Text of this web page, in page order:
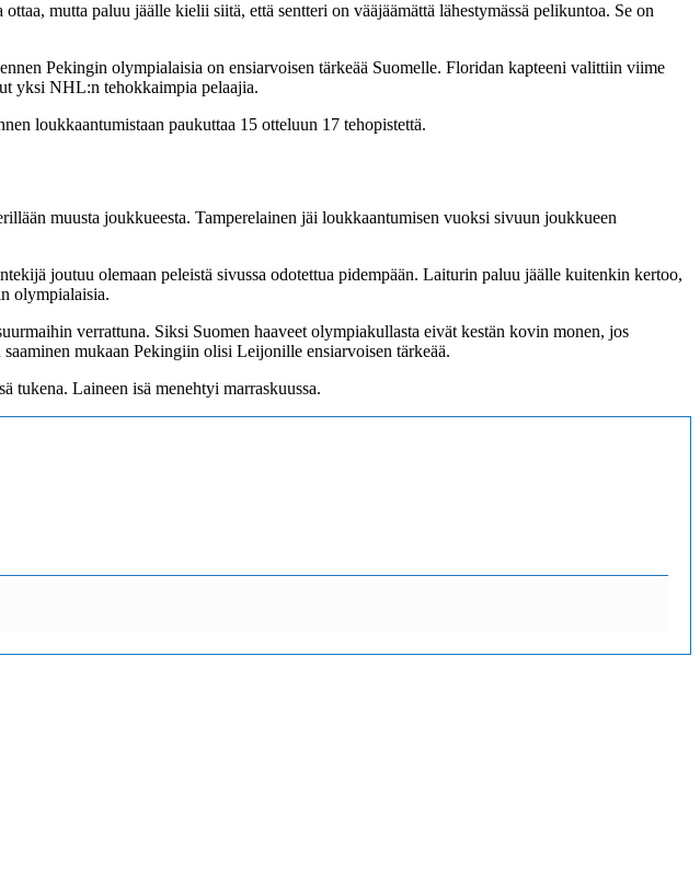
mutta paluu jäälle kielii siitä, että sentteri on vääjäämättä lähestymässä pelikuntoa. Se on
Pekingin olympialaisia on ensiarvoisen tärkeää Suomelle. Floridan kapteeni valittiin viime
yksi NHL:n tehokkaimpia pelaajia.
loukkaantumistaan paukuttaa 15 otteluun 17 tehopistettä.
muusta joukkueesta. Tamperelainen jäi loukkaantumisen vuoksi sivuun joukkueen
joutuu olemaan peleistä sivussa odotettua pidempään. Laiturin paluu jäälle kuitenkin kertoo,
olympialaisia.
verrattuna. Siksi Suomen haaveet olympiakullasta eivät kestän kovin monen, jos
mukaan Pekingiin olisi Leijonille ensiarvoisen tärkeää.
tukena. Laineen isä menehtyi marraskuussa.